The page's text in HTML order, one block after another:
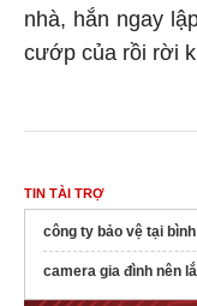
nhà, hắn ngay
cướp của rồi rời
TIN TÀI TRỢ
công ty bảo vệ tại
camera gia đình nên